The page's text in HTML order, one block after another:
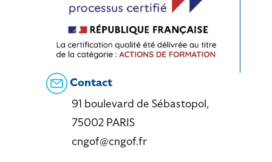
Contact
91 boulevard de Sébastopol,
75002 PARIS
cngof@cngof.fr